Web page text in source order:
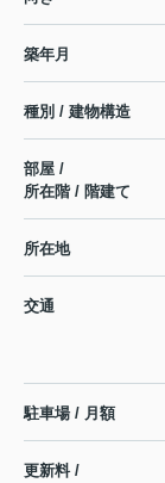
築年月
種別 / 建物構造
部屋 /
所在階 / 階建て
所在地
交通
駐車場 / 月額
更新料 /